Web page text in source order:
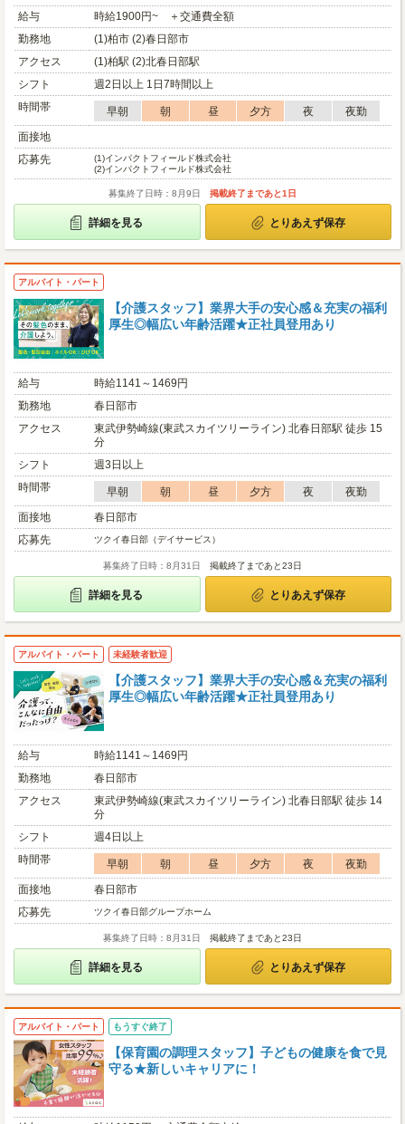
給与
時給1900円~ ＋交通費全額
勤務地
(1)柏市 (2)春日部市
アクセス
(1)柏駅 (2)北春日部駅
シフト
週2日以上 1日7時間以上
時間帯
早朝 朝 昼 夕方 夜
夜勤
面接地
応募先
(1)インパクトフィールド株式会社
(2)インパクトフィールド株式会社
募集終了日時：8月9日 掲載終了まであと1日
詳細を見る とりあえず保存
アルバイト・パート
【介護スタッフ】業界大手の安心感＆充実の福利
厚生◎幅広い年齢活躍★正社員登用あり
給与
時給1141～1469円
勤務地
春日部市
アクセス
東武伊勢崎線(東武スカイツリーライン) 北春日部駅 徒歩 15
分
シフト
週3日以上
時間帯
早朝 朝 昼 夕方 夜
夜勤
面接地
春日部市
応募先
ツクイ春日部（デイサービス）
募集終了日時：8月31日 掲載終了まであと23日
詳細を見る とりあえず保存
アルバイト・パート 未経験者歓迎
【介護スタッフ】業界大手の安心感＆充実の福利
厚生◎幅広い年齢活躍★正社員登用あり
給与
時給1141～1469円
勤務地
春日部市
アクセス
東武伊勢崎線(東武スカイツリーライン) 北春日部駅 徒歩 14
分
シフト
週4日以上
時間帯
早朝 朝 昼 夕方 夜
夜勤
面接地
春日部市
応募先
ツクイ春日部グループホーム
募集終了日時：8月31日 掲載終了まであと23日
詳細を見る とりあえず保存
アルバイト・パート もうすぐ終了
【保育園の調理スタッフ】子どもの健康を食で見
守る★新しいキャリアに！